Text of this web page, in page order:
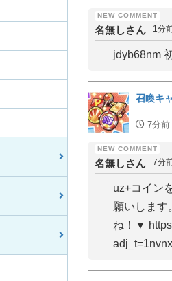
名無しさん 1分
jdyb68nm
召喚キ
7分前
名無しさん 7分
uz+コイン
願いしま
ね！▼